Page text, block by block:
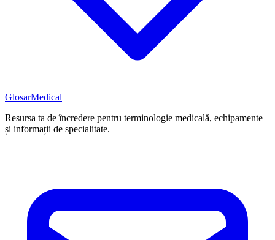
GlosarMedical
Resursa ta de încredere pentru terminologie medicală, echipamente
și informații de specialitate.